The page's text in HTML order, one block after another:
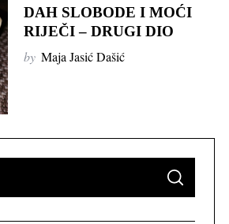
DAH SLOBODE I MOĆI
RIJEČI – DRUGI DIO
by Maja Jasić Dašić
S
A
C